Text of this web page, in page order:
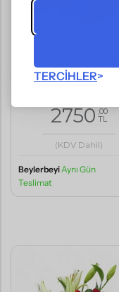
TERCIHLER
Özel Kırmızı
İthal Saksı Çiçeği
2750 ,00
TL
(KDV Dahil)
Beylerbeyi Aynı Gün
Teslimat